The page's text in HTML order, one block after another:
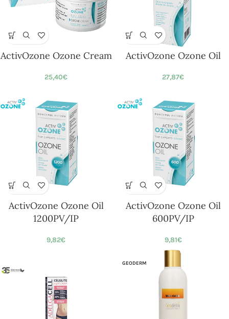
ActivOzone Ozone Cream
25,40€
ActivOzone Ozone Oil
27,87€
ActivOzone Ozone Oil
1200PV/IP
9,82€
ActivOzone Ozone Oil
600PV/IP
9,81€
GEODERM